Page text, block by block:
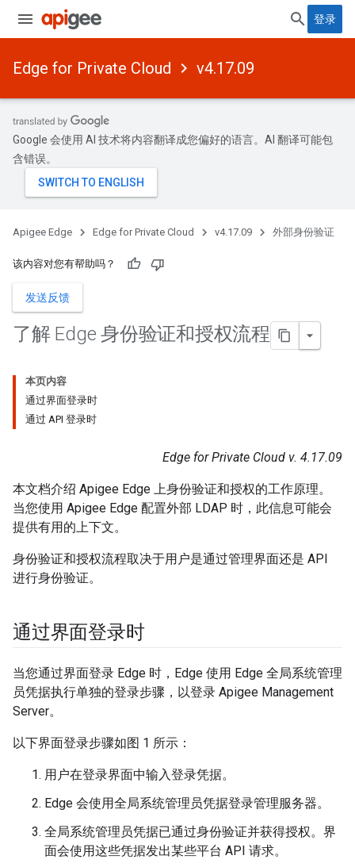
登录
Edge for Private Cloud v4.17.09
Google 会使用 AI 技术将内容翻译成您偏好的语言。AI 翻译可能包
含错误。
Apigee Edge Edge for Private Cloud v4.17.09 外部身份验证
该内容对您有帮助吗？
发送反馈
了解 Edge 身份验证和授权流程
本页内容
通过界面登录时
通过 API 登录时
Edge for Private Cloud v. 4.17.09
本文档介绍 Apigee Edge 上身份验证和授权的工作原理。
当您使用 Apigee Edge 配置外部 LDAP 时，此信息可能会
提供有用的上下文。
身份验证和授权流程取决于用户是通过管理界面还是 API
进行身份验证。
通过界面登录时
当您通过界面登录 Edge 时，Edge 使用 Edge 全局系统管理
员凭据执行单独的登录步骤，以登录 Apigee Management
Server。
以下界面登录步骤如图 1 所示：
用户在登录界面中输入登录凭据。
Edge 会使用全局系统管理员凭据登录管理服务器。
全局系统管理员凭据已通过身份验证并获得授权。界
面会使用这些凭据发出某些平台 API 请求。